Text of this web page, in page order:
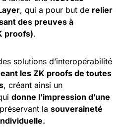
, qui a pour but de relier
des preuves à
proofs).
solutions d’interopérabilité
les ZK proofs de toutes
, créant ainsi un
donne l’impression d’une
la souveraineté